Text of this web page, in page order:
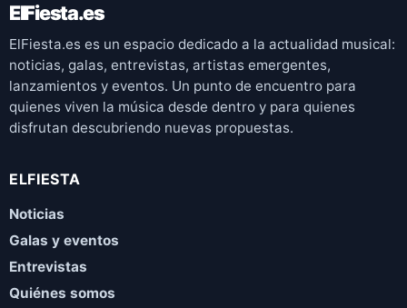
ElFiesta.es
ElFiesta.es es un espacio dedicado a la actualidad musical:
noticias, galas, entrevistas, artistas emergentes,
lanzamientos y eventos. Un punto de encuentro para
quienes viven la música desde dentro y para quienes
disfrutan descubriendo nuevas propuestas.
ELFIESTA
Noticias
Galas y eventos
Entrevistas
Quiénes somos